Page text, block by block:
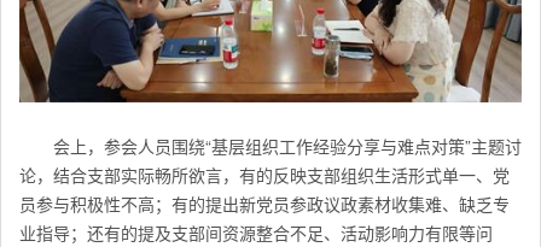
会上， 参会人员围绕“基层组织工作经验分享与难点对策”主题讨
论， 结合支部实际畅所欲言，有的反映支部组织生活形式单一、党
员参与积极性不高；有的提出新党员参政议政素材收集难、缺乏专
业指导；还有的提及支部间资源整合不足、活动影响力有限等问